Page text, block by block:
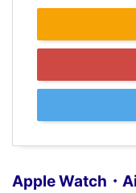
Apple Watch・